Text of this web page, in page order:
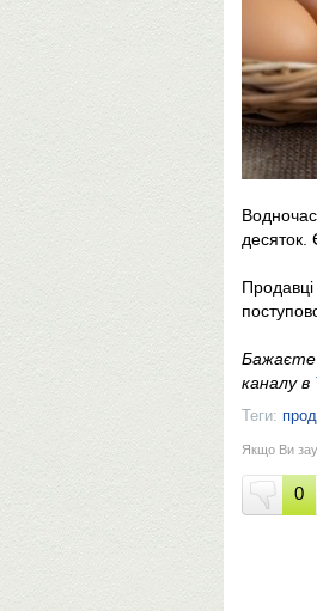
десяток.
Бажаєте
каналу в
Теги:
Якщо Ви
0